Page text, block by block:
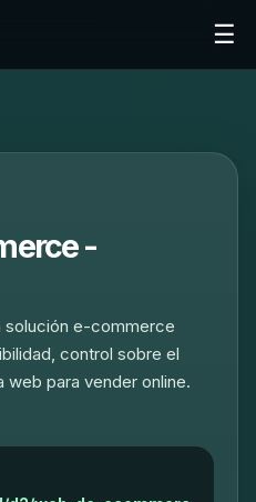
☰
-
e-commerce
control sobre el
para vender online.